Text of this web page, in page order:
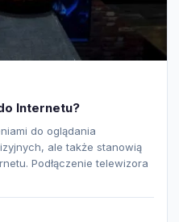
Internetu?
do oglądania
ale także stanowią
Podłączenie telewizora